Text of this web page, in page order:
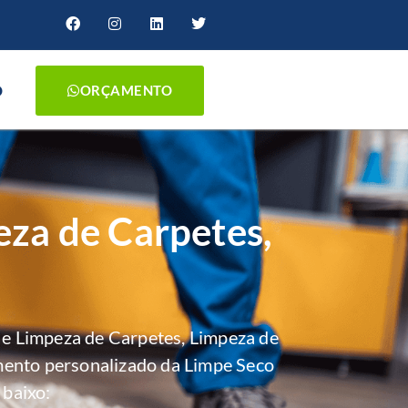
ORÇAMENTO
de Carpetes,
Limpeza de Carpetes, Limpeza de
personalizado da Limpe Seco